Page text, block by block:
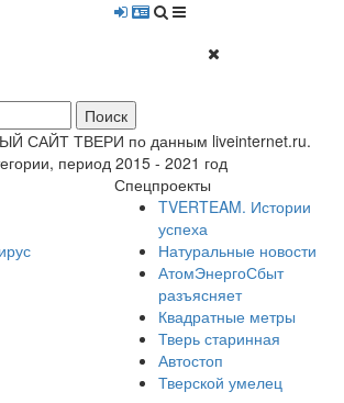
ТВЕРИ по данным liveinternet.ru.
период 2015 - 2021 год
Спецпроекты
TVERTEAM. Истории
успеха
Натуральные новости
АтомЭнергоСбыт
разъясняет
Квадратные метры
Тверь старинная
Автостоп
Тверской умелец